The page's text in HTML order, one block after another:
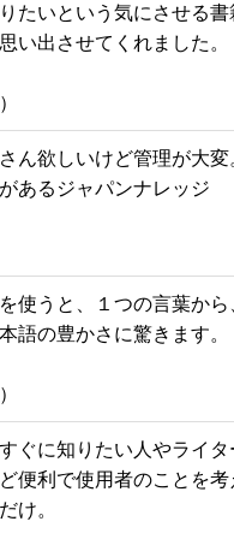
たいという気にさせる
い出させてくれました。
ん欲しいけど管理が大
あるジャパンナレッジ
使うと、１つの言葉か
語の豊かさに驚きます。
ぐに知りたい人やライ
便利で使用者のことを
け。